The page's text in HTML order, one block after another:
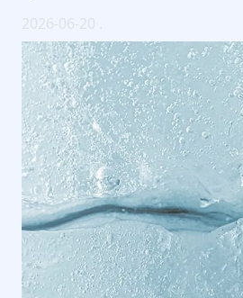
2026-06-20 .